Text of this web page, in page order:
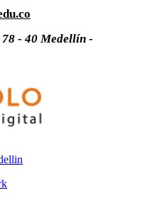
- 40 Medellín -